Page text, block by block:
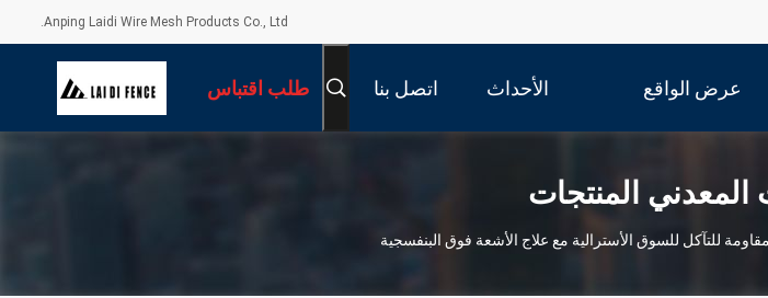
Anping Laidi Wire Mesh Products Co., Ltd.
عرض الواقع
الافتراضي
الأحداث اتصل بنا طلب اقتباس
المعدني المنتجات
للتآكل للسوق الأسترالية مع علاج الأشعة فوق البنفسجية